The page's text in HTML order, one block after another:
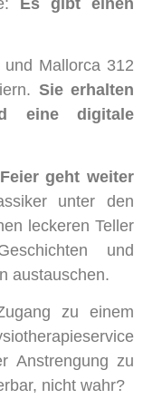
Mallorca 312
Sie erhalten
eine digitale
geht weiter
unter den
leckeren Teller
und
austauschen.
zu einem
Anstrengung zu
nicht wahr?